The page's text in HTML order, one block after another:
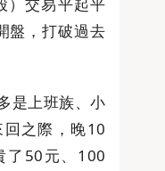
）交易平起平
盤，打破過去
是上班族、小
之際，晚10
了50元、100